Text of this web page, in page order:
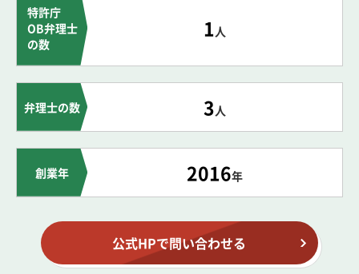
特許庁
OB弁理士
の数
1人
弁理士の数 3人
創業年 2016年
公式HPで問い合わせる